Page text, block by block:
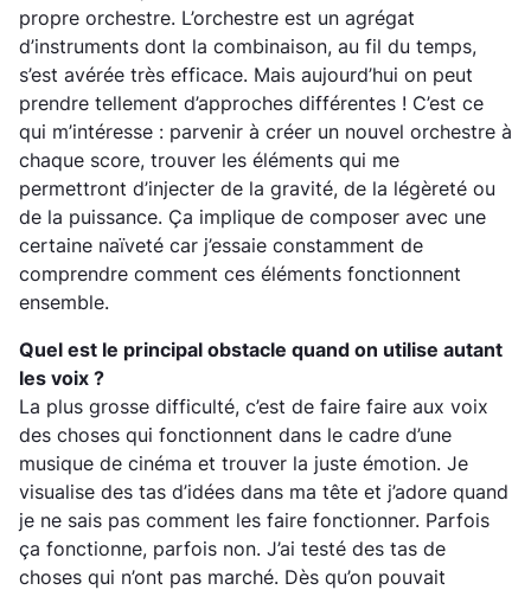
propre orchestre. L’orchestre est un agrégat
d’instruments dont la combinaison, au fil du temps,
s’est avérée très efficace. Mais aujourd’hui on peut
prendre tellement d’approches différentes ! C’est ce
qui m’intéresse : parvenir à créer un nouvel orchestre à
chaque score, trouver les éléments qui me
permettront d’injecter de la gravité, de la légèreté ou
de la puissance. Ça implique de composer avec une
certaine naïveté car j’essaie constamment de
comprendre comment ces éléments fonctionnent
ensemble.
Quel est le principal obstacle quand on utilise autant
les voix ?
La plus grosse difficulté, c’est de faire faire aux voix
des choses qui fonctionnent dans le cadre d’une
musique de cinéma et trouver la juste émotion. Je
visualise des tas d’idées dans ma tête et j’adore quand
je ne sais pas comment les faire fonctionner. Parfois
ça fonctionne, parfois non. J’ai testé des tas de
choses qui n’ont pas marché. Dès qu’on pouvait